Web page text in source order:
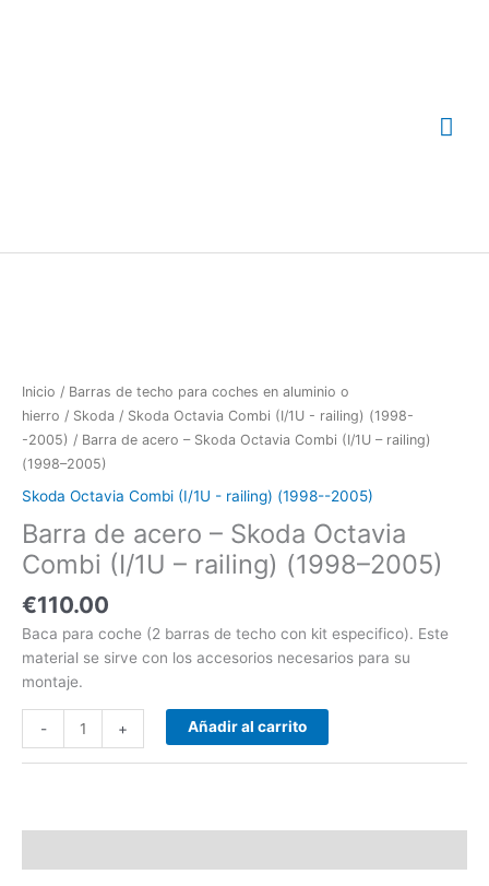
Inicio / Barras de techo para coches en aluminio o
hierro / Skoda / Skoda Octavia Combi (I/1U - railing) (1998-
-2005) / Barra de acero – Skoda Octavia Combi (I/1U – railing)
(1998–2005)
Skoda Octavia Combi (I/1U - railing) (1998--2005)
Barra de acero – Skoda Octavia
Combi (I/1U – railing) (1998–2005)
€110.00
Baca para coche (2 barras de techo con kit especifico). Este
material se sirve con los accesorios necesarios para su
montaje.
-
Octavia
Combi
(I/1U
-
(1998-
-2005)
cantidad
+ Añadir al carrito